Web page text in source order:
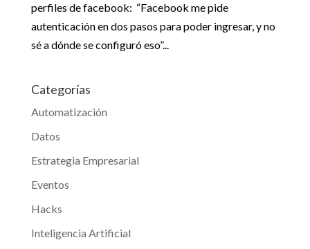
perfiles de facebook: “Facebook me pide
autenticación en dos pasos para poder ingresar, y no
sé a dónde se configuró eso”...
Categorías
Automatización
Datos
Estrategia Empresarial
Eventos
Hacks
Inteligencia Artificial